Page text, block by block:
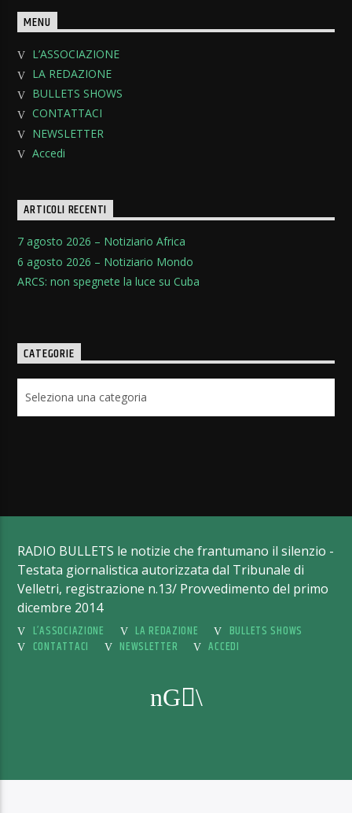
MENU
L’ASSOCIAZIONE
LA REDAZIONE
BULLETS SHOWS
CONTATTACI
NEWSLETTER
Accedi
ARTICOLI RECENTI
7 agosto 2026 – Notiziario Africa
6 agosto 2026 – Notiziario Mondo
ARCS: non spegnete la luce su Cuba
CATEGORIE
RADIO BULLETS le notizie che frantumano il silenzio -
Testata giornalistica autorizzata dal Tribunale di
Velletri, registrazione n.13/ Provvedimento del primo
dicembre 2014
L’ASSOCIAZIONE
LA REDAZIONE
BULLETS SHOWS
CONTATTACI
NEWSLETTER ACCEDI